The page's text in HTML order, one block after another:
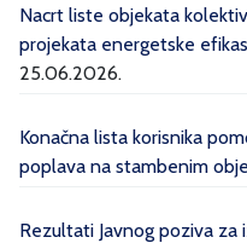
Nacrt liste objekata
projekata energetske
25.06.2026.
Konačna lista korisnika
poplava na stambenim
Rezultati Javnog poziva